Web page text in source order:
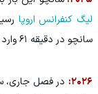
لیگ کنفرانس اروپا
سانچو در دقیقه ۶۱ وارد زمین شد و حتی گل سوم تیمش را هم به ثمر رساند.
۲۰۲۶: در فصل جاری،